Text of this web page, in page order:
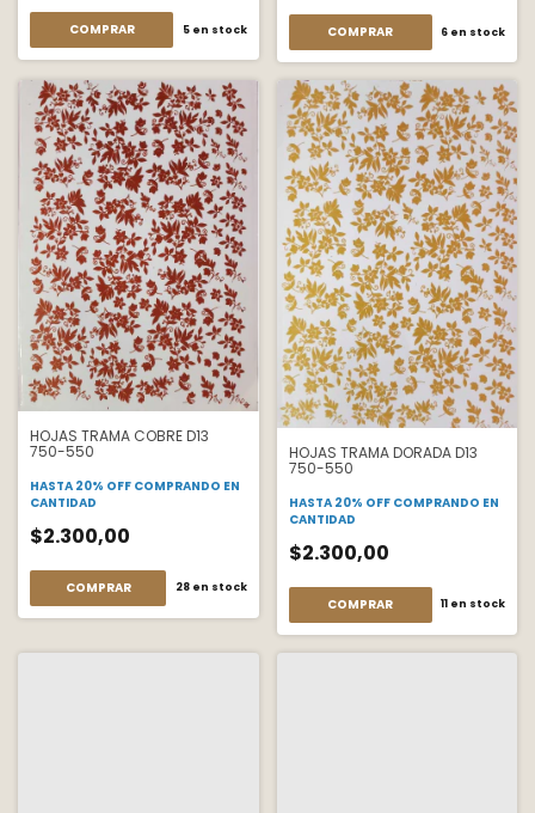
COMPRAR 5en stock COMPRAR 6 en stock
HOJAS TRAMA COBRE D13
750-550
HASTA 20% OFF COMPRANDO EN
CANTIDAD
$2.300,00
COMPRAR 28en stock
HOJAS TRAMA DORADA D13
750-550
HASTA 20% OFF COMPRANDO EN
CANTIDAD
$2.300,00
COMPRAR 11 en stock